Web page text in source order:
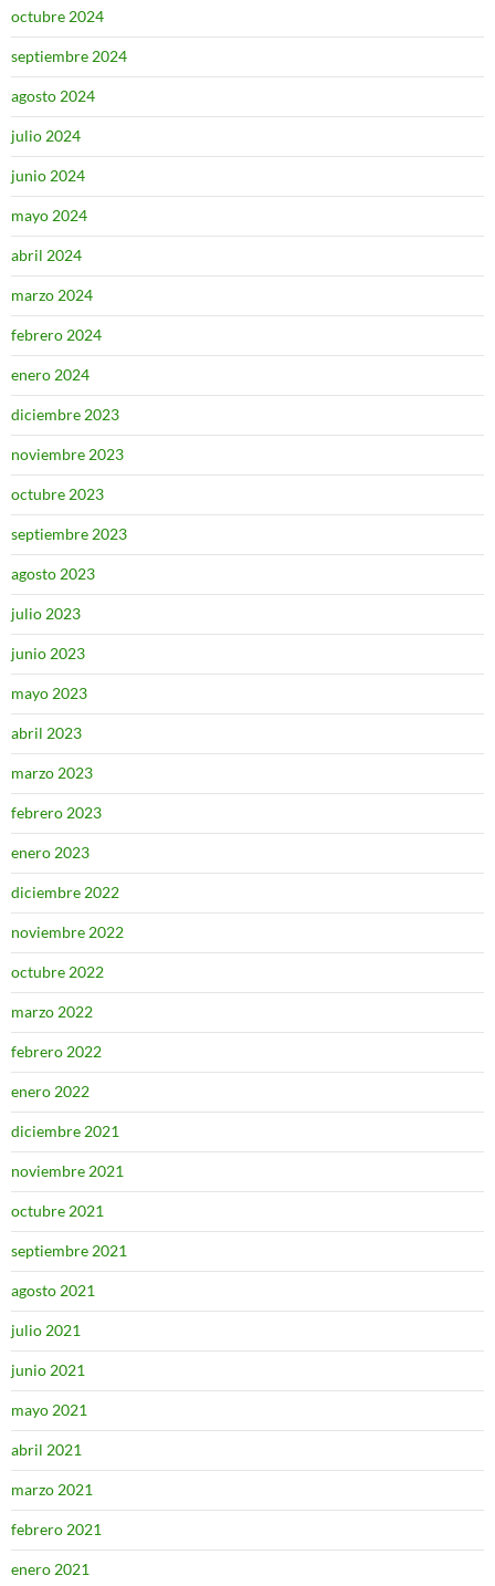
octubre 2024
septiembre 2024
agosto 2024
julio 2024
junio 2024
mayo 2024
abril 2024
marzo 2024
febrero 2024
enero 2024
diciembre 2023
noviembre 2023
octubre 2023
septiembre 2023
agosto 2023
julio 2023
junio 2023
mayo 2023
abril 2023
marzo 2023
febrero 2023
enero 2023
diciembre 2022
noviembre 2022
octubre 2022
marzo 2022
febrero 2022
enero 2022
diciembre 2021
noviembre 2021
octubre 2021
septiembre 2021
agosto 2021
julio 2021
junio 2021
mayo 2021
abril 2021
marzo 2021
febrero 2021
enero 2021